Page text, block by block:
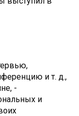
и т. д.,
-
и